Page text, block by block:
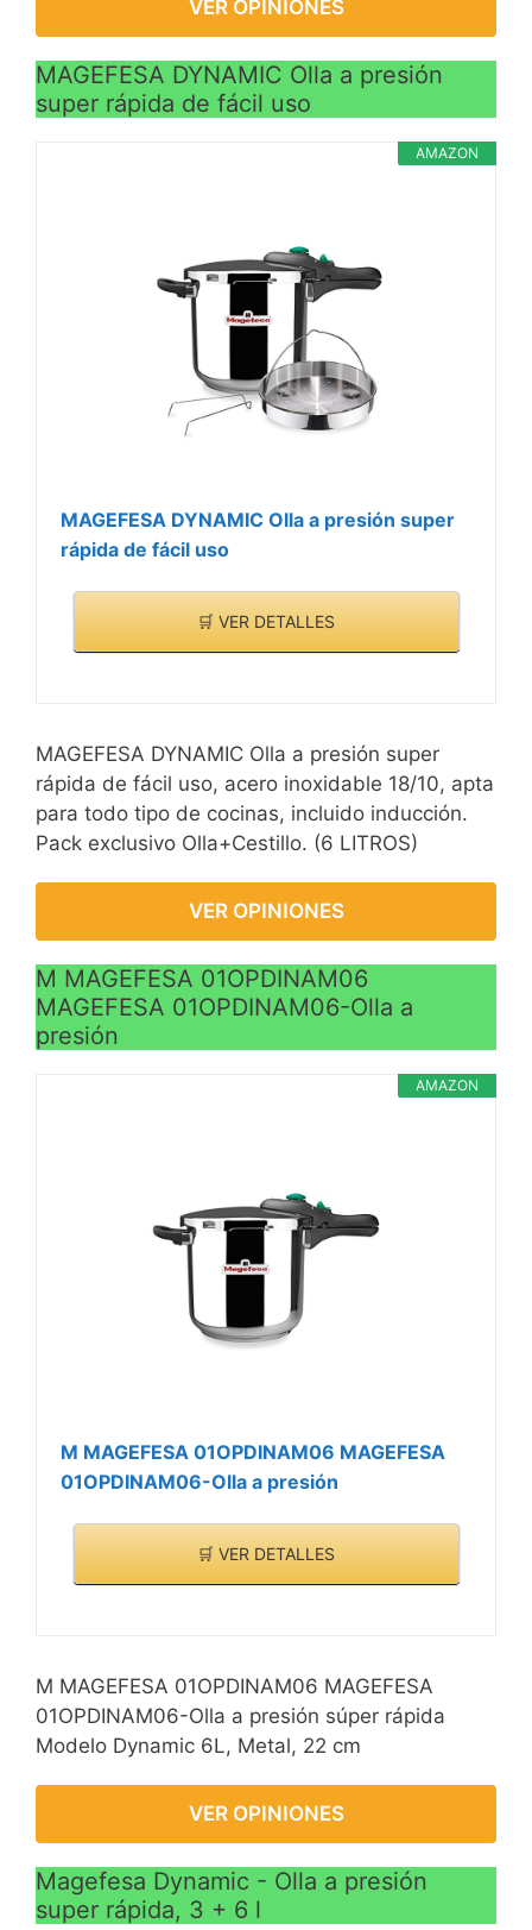
VER OPINIONES
MAGEFESA DYNAMIC Olla a presión
super rápida de fácil uso
AMAZON
MAGEFESA DYNAMIC Olla a presión super
rápida de fácil uso
🛒 VER DETALLES
MAGEFESA DYNAMIC Olla a presión super
rápida de fácil uso, acero inoxidable 18/10, apta
para todo tipo de cocinas, incluido inducción.
Pack exclusivo Olla+Cestillo. (6 LITROS)
VER OPINIONES
M MAGEFESA 01OPDINAM06
MAGEFESA 01OPDINAM06-Olla a
presión
AMAZON
M MAGEFESA 01OPDINAM06 MAGEFESA
01OPDINAM06-Olla a presión
🛒 VER DETALLES
M MAGEFESA 01OPDINAM06 MAGEFESA
01OPDINAM06-Olla a presión súper rápida
Modelo Dynamic 6L, Metal, 22 cm
VER OPINIONES
Magefesa Dynamic - Olla a presión
super rápida, 3 + 6 l